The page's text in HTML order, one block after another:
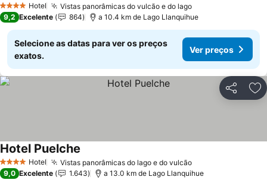
4 EstrelasHotel Vistas panorâmicas do vulcão e do lago
9,2 Excelente 864 a 10.4 km de Lago Llanquihue
Selecione as datas para ver os preços
exatos.
Ver preços
Partilhar
4 EstrelasHotel Vistas panorâmicas do lago e do vulcão
Hotel Puelche
9,0 Excelente 1.643 a 13.0 km de Lago Llanquihue